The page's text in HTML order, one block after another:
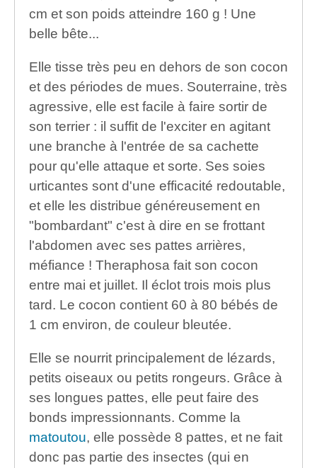
cm et son poids atteindre 160 g ! Une
belle bête...
Elle tisse très peu en dehors de son cocon
et des périodes de mues. Souterraine, très
agressive, elle est facile à faire sortir de
son terrier : il suffit de l'exciter en agitant
une branche à l'entrée de sa cachette
pour qu'elle attaque et sorte. Ses soies
urticantes sont d'une efficacité redoutable,
et elle les distribue généreusement en
"bombardant" c'est à dire en se frottant
l'abdomen avec ses pattes arrières,
méfiance ! Theraphosa fait son cocon
entre mai et juillet. Il éclot trois mois plus
tard. Le cocon contient 60 à 80 bébés de
1 cm environ, de couleur bleutée.
Elle se nourrit principalement de lézards,
petits oiseaux ou petits rongeurs. Grâce à
ses longues pattes, elle peut faire des
bonds impressionnants. Comme la
matoutou, elle possède 8 pattes, et ne fait
donc pas partie des insectes (qui en